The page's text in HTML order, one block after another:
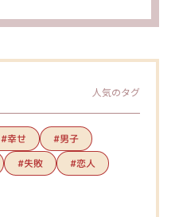
人気のタグ
#幸せ
#男子
#失敗 #恋人